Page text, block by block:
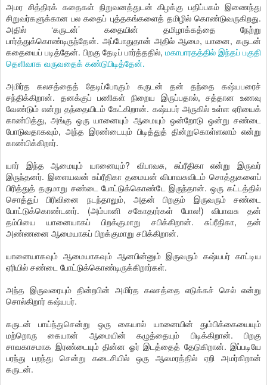
அமர சித்திரக் கதைகள் நிறுவனத்துடன் கிழக்கு பதிப்பகம் இணைந்து
சிறுவர்களுக்கான பல கதைப் புத்தகங்களைத் தமிழில் கொண்டுவருகிறது.
அதில் ‘கருடன்’ கதையின் தமிழாக்கத்தை நேற்று
பார்த்துக்கொண்டிருந்தேன். அப்போதுதான் அதில் ஆமை, யானை, கருடன்
கதையைப் படித்தேன். பிறகு தேடிப் பார்த்ததில், மகாபாரதத்தில் இந்தப் பகுதி
தெளிவாக வருவதைக் கண்டுபிடித்தேன்.
அமிர்த கலசத்தைத் தேடிப்போகும் கருடன் தன் தந்தை கஷ்யபரைச்
சந்திக்கிறான். தனக்குப் பணிகள் நிறைய இருப்பதால், சத்தான உணவு
வேண்டும் என்று தந்தையிடம் கேட்கிறான். கஷ்யபர் அருகில் உள்ள ஏரியைக்
காண்பித்து, அங்கு ஒரு யானையும் ஆமையும் ஒன்றோடு ஒன்று சண்டை
போடுவதாகவும், அந்த இரண்டையும் பிடித்துத் தின்றுகொள்ளலாம் என்று
காண்பிக்கிறார்.
யார் இந்த ஆமையும் யானையும்? விபாவசு, சுப்ரீதிகா என்று இருவர்
இருந்தனர். இளையவன் சுப்ரீதிகா தமையன் விபாவசுவிடம் சொத்துகளைப்
பிரித்துத் தருமாறு சண்டை போட்டுக்கொண்டே இருந்தான். ஒரு கட்டத்தில்
சொத்துப் பிரிவினை நடந்தாலும், அதன் பிறகும் இருவரும் சண்டை
போட்டுக்கொண்டனர். (அம்பானி சகோதரர்கள் போல!) விபாவசு தன்
தம்பியை யானையாகப் பிறக்குமாறு சபிக்கிறான். சுப்ரீதிகா, தன்
அண்ணனை ஆமையாகப் பிறக்குமாறு சபிக்கிறான்.
யானையாகவும் ஆமையாகவும் ஆனபின்னும் இருவரும் கஷ்யபர் காட்டிய
ஏரியில் சண்டை போட்டுக்கொண்டிருக்கிறார்கள்.
அந்த இருவரையும் தின்றபின் அமிர்த கலசத்தை எடுக்கச் செல் என்று
சொல்கிறார் கஷ்யபர்.
கருடன் பாய்ந்துசென்று ஒரு கையால் யானையின் தும்பிக்கையையும்
மற்றொரு கையான் ஆமையின் கழுத்தையும் பிடிக்கிறான். பிறகு
சாவகாசமாக இரண்டையும் தின்ன ஓர் இடத்தைத் தேடுகிறான். இப்படியே
பரந்து பறந்து சென்று கடைசியில் ஒரு ஆலமரத்தில் ஏறி அமர்கிறான்
கருடன்.